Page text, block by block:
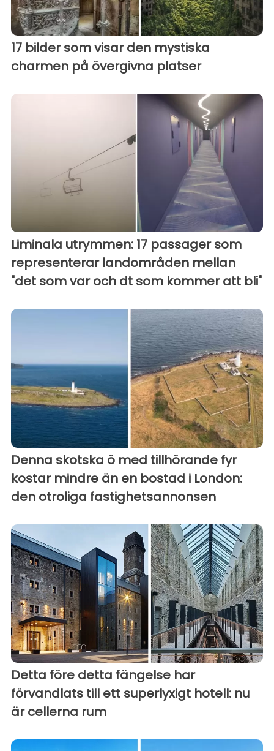
17 bilder som visar den mystiska
charmen på övergivna platser
Liminala utrymmen: 17 passager som
representerar landområden mellan
"det som var och dt som kommer att bli"
Denna skotska ö med tillhörande fyr
kostar mindre än en bostad i London:
den otroliga fastighetsannonsen
Detta före detta fängelse har
förvandlats till ett superlyxigt hotell: nu
är cellerna rum